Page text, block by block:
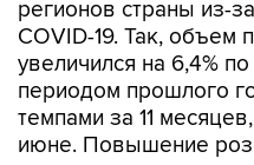
увеличился на 6,4%
периодом прошлого
темпами за 11
июне. Повышение
прошлом месяце
годовом выражении